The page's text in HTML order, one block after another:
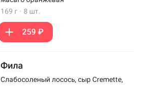
169 г · 8 шт.
259 ₽
Фила
Слабосоленый лосось, сыр Cremette,